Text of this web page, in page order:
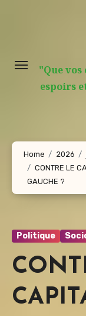
"Que
espoirs
Home 2026
CONTRE LE
GAUCHE ?
Politique